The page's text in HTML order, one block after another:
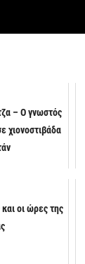
– Ο γνωστός
χιονοστιβάδα
οι ώρες της